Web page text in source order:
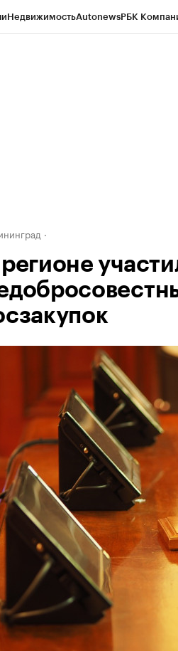
НедвижимостьAutonewsРБК
регионе